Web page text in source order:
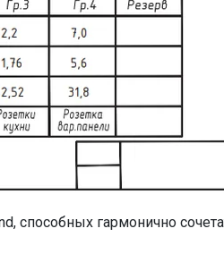
способных гармонично